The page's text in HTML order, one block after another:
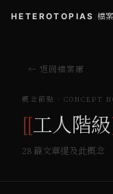
HETEROTOPIAS 檔
← 返回檔案庫
概念節點 · CONCEPT
[[工人階級
28 篇文章提及此概念